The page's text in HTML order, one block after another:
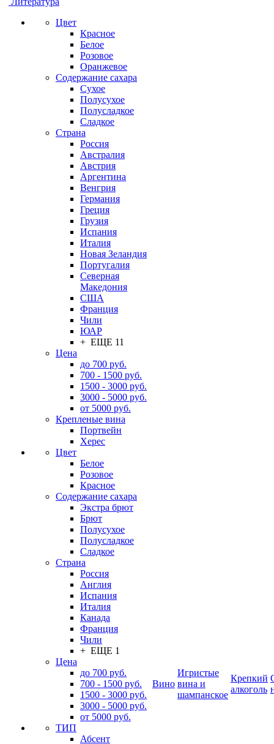
Цвет
Красное
Белое
Розовое
Оранжевое
Содержание сахара
Сухое
Полусухое
Полусладкое
Сладкое
Страна
Россия
Австралия
Австрия
Аргентина
Венгрия
Германия
Греция
Грузия
Испания
Италия
Новая Зеландия
Португалия
Северная
Македония
США
Франция
Чили
ЮАР
+ ЕЩЕ 11
Цена
до 700 руб.
700 - 1500 руб.
1500 - 3000 руб.
3000 - 5000 руб.
от 5000 руб.
Крепленые вина
Портвейн
Херес
Цвет
Белое
Розовое
Красное
Содержание сахара
Экстра брют
Брют
Полусухое
Полусладкое
Сладкое
Страна
Россия
Англия
Испания
Италия
Канада
Франция
Чили
+ ЕЩЕ 1
Цена
до 700 руб.
700 - 1500 руб.
1500 - 3000 руб.
3000 - 5000 руб.
от 5000 руб.
ТИП
Абсент
Вино
Игристые
вина и
шампанское
Крепкий
алкоголь